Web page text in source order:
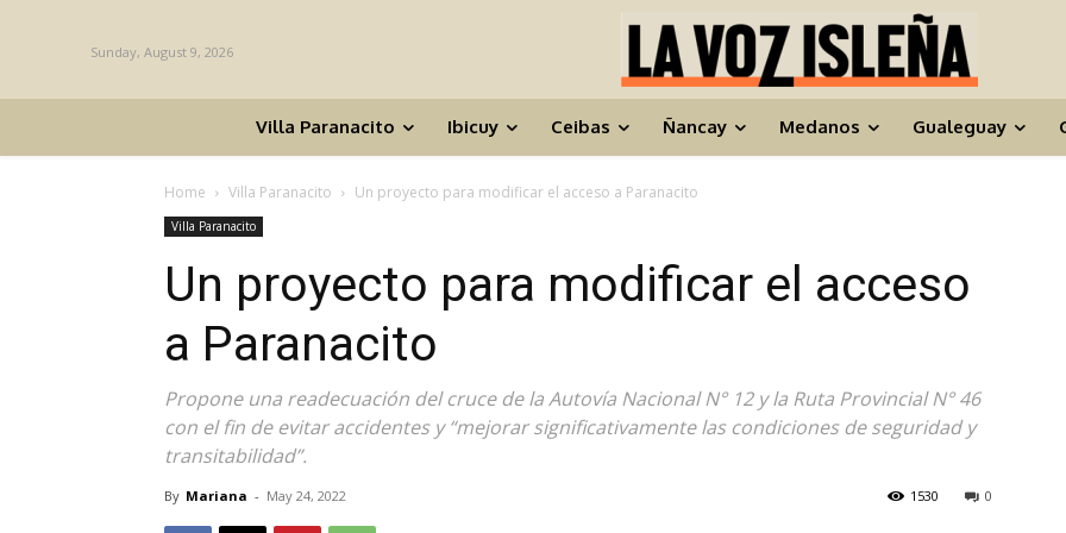
Sunday, August 9, 2026
Villa Paranacito Ibicuy Ceibas Ñancay Medanos Gualeguay
Home Villa Paranacito Un proyecto para modificar el acceso a Paranacito
Villa Paranacito
Un proyecto para modificar el acceso
a Paranacito
Propone una readecuación del cruce de la Autovía Nacional N° 12 y la Ruta Provincial N° 46
con el fin de evitar accidentes y “mejorar significativamente las condiciones de seguridad y
transitabilidad”.
By Mariana - May 24, 2022 0
1530